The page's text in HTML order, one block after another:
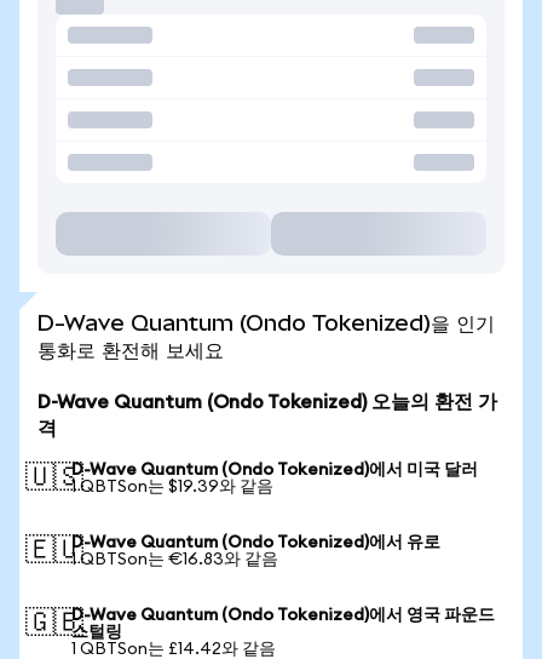
D-Wave Quantum (Ondo Tokenized)을 인기
통화로 환전해 보세요
D-Wave Quantum (Ondo Tokenized) 오늘의 환전 가
격
🇺🇸D-Wave Quantum (Ondo Tokenized)에서 미국 달러
1 QBTSon는 $19.39와 같음
🇪🇺D-Wave Quantum (Ondo Tokenized)에서 유로
1 QBTSon는 €16.83와 같음
🇬🇧D-Wave Quantum (Ondo Tokenized)에서 영국 파운드
스털링
1 QBTSon는 £14.42와 같음